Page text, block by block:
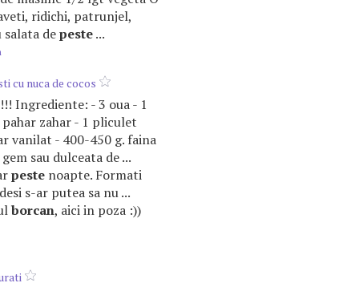
ridichi, patrunjel,
depeste...
cu nuca de cocos
Ingrediente: - 3 oua - 1
zahar - 1 pliculet
vanilat - 400-450 g. faina
sau dulceata de ...
peste noapte. Formati
s-ar putea sa nu ...
borcan, aici in poza :))